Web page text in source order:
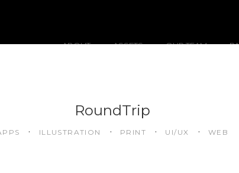
ABOUT ASSETS OUR TEAM
RoundTrip
ILLUSTRATION PRINT UI/UX WEB